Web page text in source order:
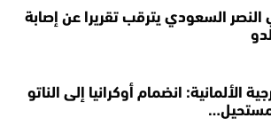
النصر السعودي يترقب تقريرا عن إصابة
الألمانية: انضمام أوكرانيا إلى الناتو
مستحيل…